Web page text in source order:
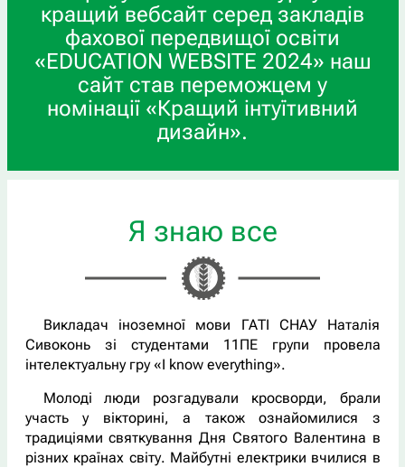
кращий вебсайт серед закладів
фахової передвищої освіти
«EDUCATION WEBSITE 2024» наш
сайт став переможцем у
номінації «Кращий інтуїтивний
дизайн».
Я знаю все
Викладач іноземної мови ГАТІ СНАУ Наталія
Сивоконь зі студентами 11ПЕ групи провела
інтелектуальну гру «I know everything».
Молоді люди розгадували кросворди, брали
участь у вікторині, а також ознайомилися з
традиціями святкування Дня Святого Валентина в
різних країнах світу. Майбутні електрики вчилися в